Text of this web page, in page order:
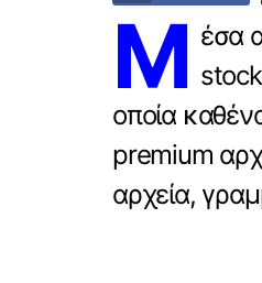
Μ έσα
οποία
premium
αρχεία,